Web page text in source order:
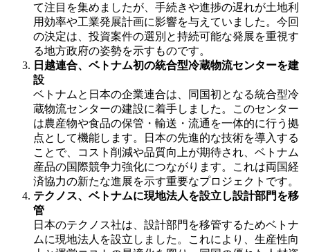
て注目を集めましたが、手続きや進捗の遅れが土地利
用効率や工業発展計画に影響を与えていました。今回
の決定は、投資案件の選別と持続可能な発展を重視す
る地方政府の姿勢を示すものです。
日越連合、ベトナム初の統合型冷蔵物流センターを建
設
ベトナムと日本の企業連合は、同国初となる統合型冷
蔵物流センターの建設に着手しました。このセンター
は農産物や食品の保管・輸送・流通を一体的に行う拠
点として機能します。日本の先進的な技術を導入する
ことで、コスト削減や品質向上が期待され、ベトナム
産品の国際競争力強化につながります。これは両国経
済協力の新たな進展を示す重要なプロジェクトです。
テクノス、ベトナムに現地法人を設立し設計部門を移
管
日本のテクノス社は、設計部門を移管するためベトナ
ムに現地法人を設立しました。これにより、生産性向